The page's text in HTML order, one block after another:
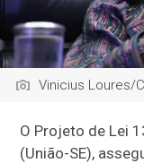
Vinicius Loures/
O Projeto de Lei
(União-SE),